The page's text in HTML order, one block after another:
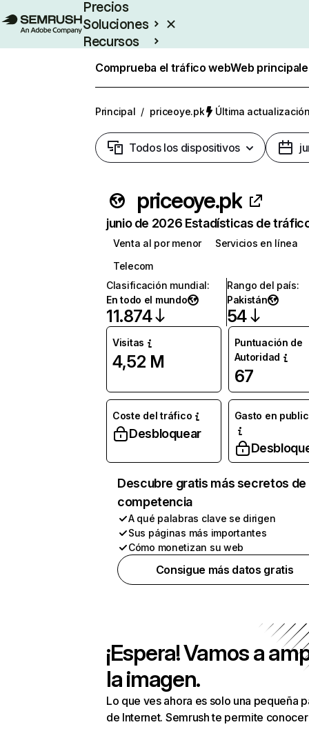
Precios
Soluciones
Recursos
Comprueba el tráfico webWeb
Principal / priceoye.pk Última
Todos los dispositivos
priceoye.pk
junio de 2026 Estadísticas de
Venta al por menor
Servicios en línea
Telecom
Clasificación mundial:
En todo el mundo
11.874
Rango del país:
Pakistán
54
Visitas
4,52 M
Puntuación de
Autoridad
67
Coste del tráfico
Desbloquear
Gasto en
Descubre gratis más secretos de
competencia
A qué palabras clave se dirigen
Sus páginas más importantes
Cómo monetizan su web
Consigue más datos gratis
¡Espera! Vamos a
la imagen.
Lo que ves ahora es solo una pequeña
de Internet. Semrush te permite